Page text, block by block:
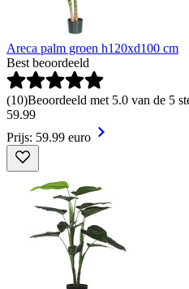
Areca palm groen h120xd100 cm
Best beoordeeld
(10)Beoordeeld met 5.0 van de 5
59.99
Prijs: 59.99 euro